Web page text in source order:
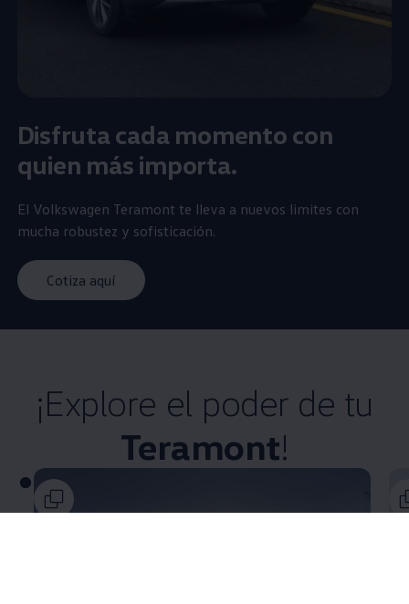
Disfruta cada momento con
quien más importa.​
El Volkswagen Teramont te lleva a nuevos limites con
mucha robustez y sofisticación.​
Cotiza aquí
¡Explore el poder de tu
Teramont!​